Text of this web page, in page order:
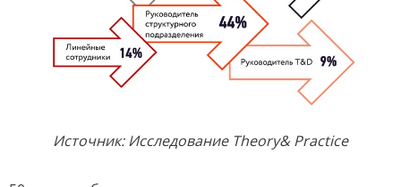
Источник: Исследование Theory& Practice